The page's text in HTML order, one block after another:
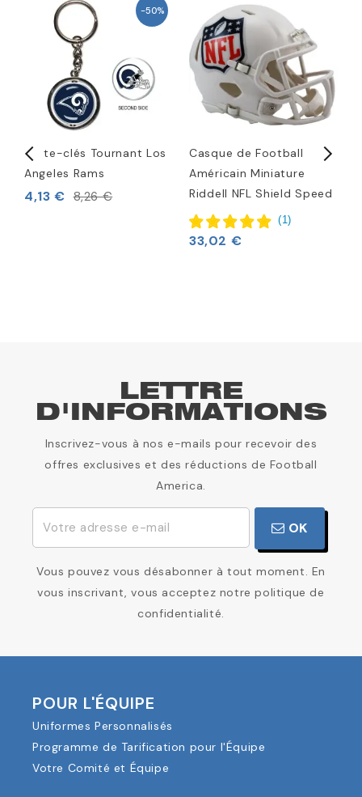
-50%
Porte-clés Tournant Los
Angeles Rams
4,13 € 8,26 €
Casque de Football
Américain Miniature
Riddell NFL Shield Speed
(1)
33,02 €
LETTRE
D'INFORMATIONS
Inscrivez-vous à nos e-mails pour recevoir des
offres exclusives et des réductions de Football
America.
OK
Vous pouvez vous désabonner à tout moment. En
vous inscrivant, vous acceptez notre politique de
confidentialité.
POUR L'ÉQUIPE
Uniformes Personnalisés
Programme de Tarification pour l'Équipe
Votre Comité et Équipe